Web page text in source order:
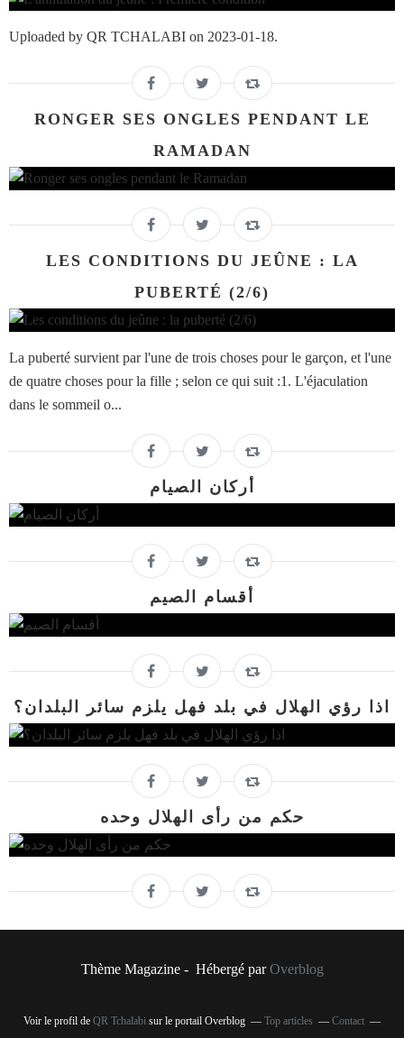
Uploaded by QR TCHALABI on 2023-01-18.
RONGER SES ONGLES PENDANT LE
RAMADAN
LES CONDITIONS DU JEÛNE : LA
PUBERTÉ (2/6)
La puberté survient par l'une de trois choses pour le garçon, et l'une
de quatre choses pour la fille ; selon ce qui suit :1. L'éjaculation
dans le sommeil o...
أركان الصيام
أقسام الصيم
اذا رؤي الهلال في بلد فهل يلزم سائر البلدان؟
حكم من رأى الهلال وحده
Thème Magazine - Hébergé parOverblog
Voir le profil de QR Tchalabi sur le portail Overblog Top articles
Contact